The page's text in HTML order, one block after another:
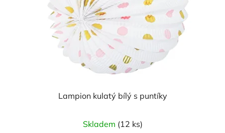
Lampion kulatý bílý s puntíky
Skladem (12 ks)